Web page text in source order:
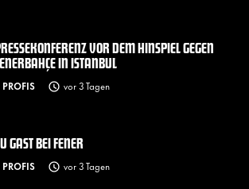
VOR DEM HINSPIEL GEGEN
IN ISTANBUL
PROFIS vor 3 Tagen
GAST BEI FENER
PROFIS vor 3 Tagen